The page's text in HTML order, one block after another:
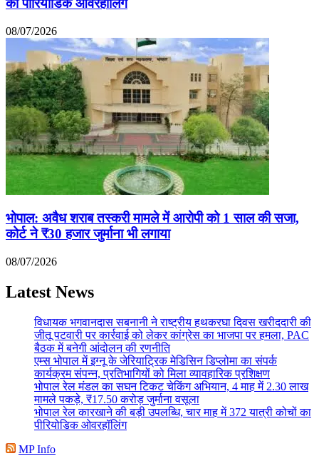
का पीरियोडिक ओवरहॉलिंग
08/07/2026
भोपाल: अवैध शराब तस्करी मामले में आरोपी को 1 साल की सजा,
कोर्ट ने ₹30 हजार जुर्माना भी लगाया
08/07/2026
Latest News
विधायक भगवानदास सबनानी ने राष्ट्रीय हथकरघा दिवस खरीददारी की
जीतू पटवारी पर कार्रवाई को लेकर कांग्रेस का भाजपा पर हमला, PAC
बैठक में बनेगी आंदोलन की रणनीति
एम्स भोपाल में इग्नू के जेरियाट्रिक मेडिसिन डिप्लोमा का संपर्क
कार्यक्रम संपन्न, प्रतिभागियों को मिला व्यावहारिक प्रशिक्षण
भोपाल रेल मंडल का सघन टिकट चेकिंग अभियान, 4 माह में 2.30 लाख
मामले पकड़े, ₹17.50 करोड़ जुर्माना वसूला
भोपाल रेल कारखाने की बड़ी उपलब्धि, चार माह में 372 यात्री कोचों का
पीरियोडिक ओवरहॉलिंग
MP Info